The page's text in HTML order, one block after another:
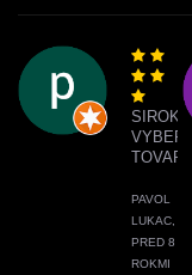
SIROKY
VYBER
TOVARU
PAVOL
LUKAC,
PRED 8
ROKMI